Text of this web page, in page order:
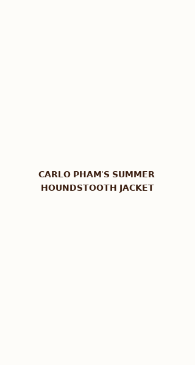
𝗖𝗔𝗥𝗟𝗢 𝗣𝗛𝗔𝗠'𝗦 𝗦𝗨𝗠𝗠𝗘𝗥
𝗛𝗢𝗨𝗡𝗗𝗦𝗧𝗢𝗢𝗧𝗛 𝗝𝗔𝗖𝗞𝗘𝗧